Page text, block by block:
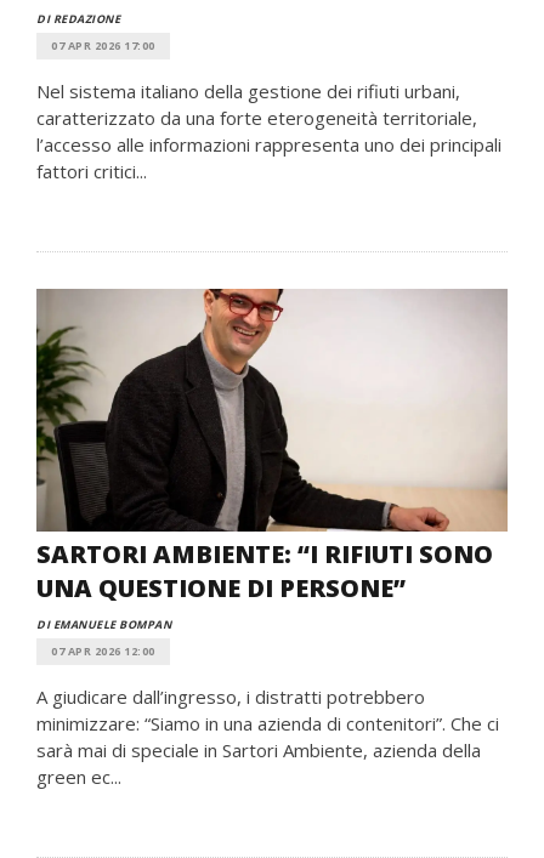
DI REDAZIONE
07 APR 2026 17:00
Nel sistema italiano della gestione dei rifiuti urbani,
caratterizzato da una forte eterogeneità territoriale,
l’accesso alle informazioni rappresenta uno dei principali
fattori critici...
SARTORI AMBIENTE: “I RIFIUTI SONO
UNA QUESTIONE DI PERSONE”
DI EMANUELE BOMPAN
07 APR 2026 12:00
A giudicare dall’ingresso, i distratti potrebbero
minimizzare: “Siamo in una azienda di contenitori”. Che ci
sarà mai di speciale in Sartori Ambiente, azienda della
green ec...